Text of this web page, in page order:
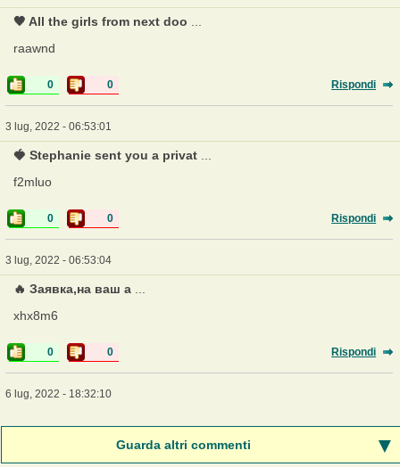
🖤 All the girls from next doo
raawnd
0 0 Rispondi
3 lug, 2022 - 06:53:01
🍓 Stephanie sent you a privat
f2mluo
0 0 Rispondi
3 lug, 2022 - 06:53:04
🔥 Заявка,на ваш а
xhx8m6
0 0 Rispondi
6 lug, 2022 - 18:32:10
Guarda altri commenti